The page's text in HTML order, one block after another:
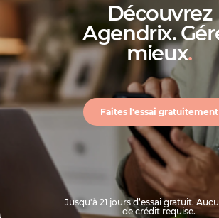
Découvrez
Agendrix.
mieux.
Faites l'essai gratuitement
Jusqu'à 21 jours d’essai gratuit.
de crédit requise.